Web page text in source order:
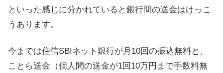
といった感じに分かれていると銀行間の送金はけっこ
うあります。
今までは住信SBIネット銀行が月10回の振込無料と、
ことら送金（個人間の送金が1回10万円まで手数料無